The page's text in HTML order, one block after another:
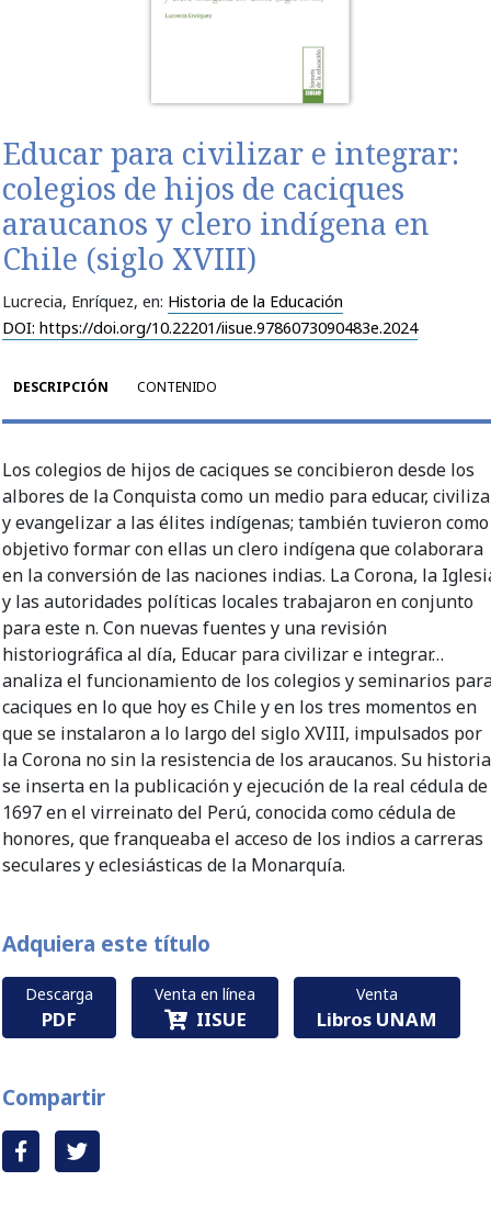
Educar para civilizar e integrar:
colegios de hijos de caciques
araucanos y clero indígena en
Chile (siglo XVIII)
Lucrecia, Enríquez, en: Historia de la Educación
DOI: https://doi.org/10.22201/iisue.9786073090483e.2024
DESCRIPCIÓN CONTENIDO
Los colegios de hijos de caciques se concibieron desde los
albores de la Conquista como un medio para educar,
y evangelizar a las élites indígenas; también tuvieron como
objetivo formar con ellas un clero indígena que colaborara
en la conversión de las naciones indias. La Corona, la
y las autoridades políticas locales trabajaron en conjunto
para este ­n. Con nuevas fuentes y una revisión
historiográfi­ca al día, Educar para civilizar e integrar…
analiza el funcionamiento de los colegios y seminarios
caciques en lo que hoy es Chile y en los tres momentos en
que se instalaron a lo largo del siglo XVIII, impulsados por
la Corona no sin la resistencia de los araucanos. Su historia
se inserta en la publicación y ejecución de la real cédula de
1697 en el virreinato del Perú, conocida como cédula de
honores, que franqueaba el acceso de los indios a carreras
seculares y eclesiásticas de la Monarquía.
Adquiera este título
Descarga
PDF
Venta en línea
IISUE
Venta
Libros UNAM
Compartir